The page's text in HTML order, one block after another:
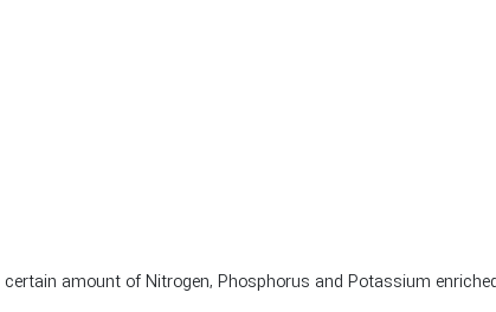
amount of Nitrogen, Phosphorus and Potassium